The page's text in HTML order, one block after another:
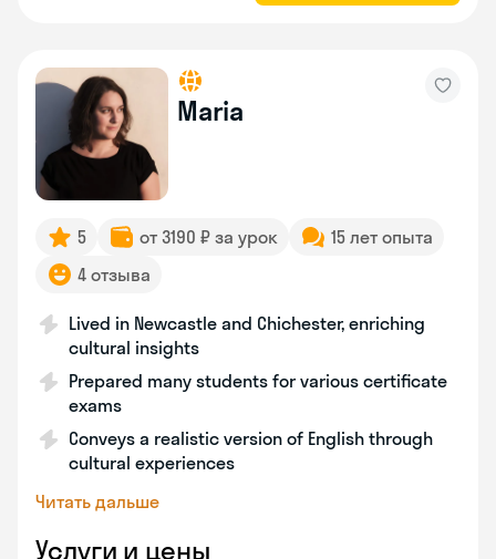
Maria
5 от 3190 ₽ за урок
15 лет опыта
4 отзыва
Lived in Newcastle and Chichester, enriching
cultural insights
Prepared many students for various certificate
exams
Conveys a realistic version of English through
cultural experiences
Читать дальше
Услуги и цены